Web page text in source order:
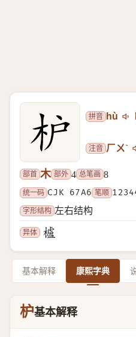
拼音 hù
注音 ㄏㄨˋ
部首 木 部外 4 总笔画 8
统一码 CJK 67A6 笔顺
字形结构 左右结构
异体
基本解释 康熙字典
枦基本解释